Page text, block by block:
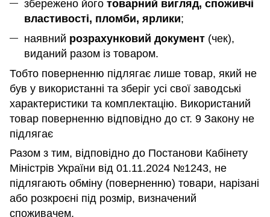
збережено його товарний вигляд, споживчі
властивості, пломби, ярлики;
наявний розрахунковий документ (чек),
виданий разом із товаром.
Тобто поверненню підлягає лише товар, який не
був у використанні та зберіг усі свої заводські
характеристики та комплектацію. Використаний
товар поверненню відповідно до ст. 9 Закону не
підлягає
Разом з тим, відповідно до Постанови Кабінету
Міністрів України від 01.11.2024 №1243, не
підлягають обміну (поверненню) товари, нарізані
або розкроєні під розмір, визначений
споживачем.